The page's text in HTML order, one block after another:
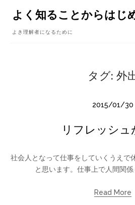
content
よく知ることからはじ
よき理解者になるために
タグ: 外
2015/01/30
リフレッシュ
社会人となって仕事をしていくうえで
と思います。仕事上で人間関
Read More